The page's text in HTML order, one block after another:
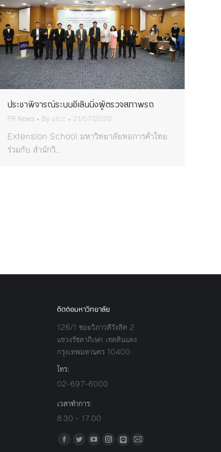
ประชาพิจารณ์ระบบอีเลินนิ่งผู้ตรวจสภาพรถ
PR News By utcc 21/07/2020
Extension School มหาวิทยาลัยหอการค้าไทย
ร่วมกับ สำนักวิ…
ติดต่อมหาวิทยาลัย
126/1 ซอยวิภาวดีรังสิต 2
แขวงรัชดาภิเษก เขตดินแดง
กรุงเทพมหานคร 10400
โทร:
02-697-6000
เวลาทำการ:
8.30 - 17.00
Find us on:
Facebook
TwitterYouTube
Instagram
LineMail